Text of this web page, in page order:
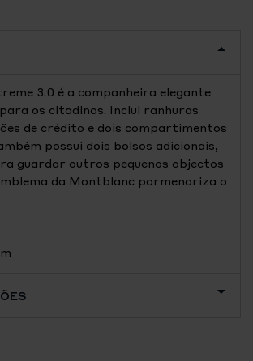
3.0 é a companheira elegante
os citadinos. Inclui ranhuras
de crédito e dois compartimentos
possui dois bolsos adicionais,
guardar outros pequenos objectos
da Montblanc pormenoriza o